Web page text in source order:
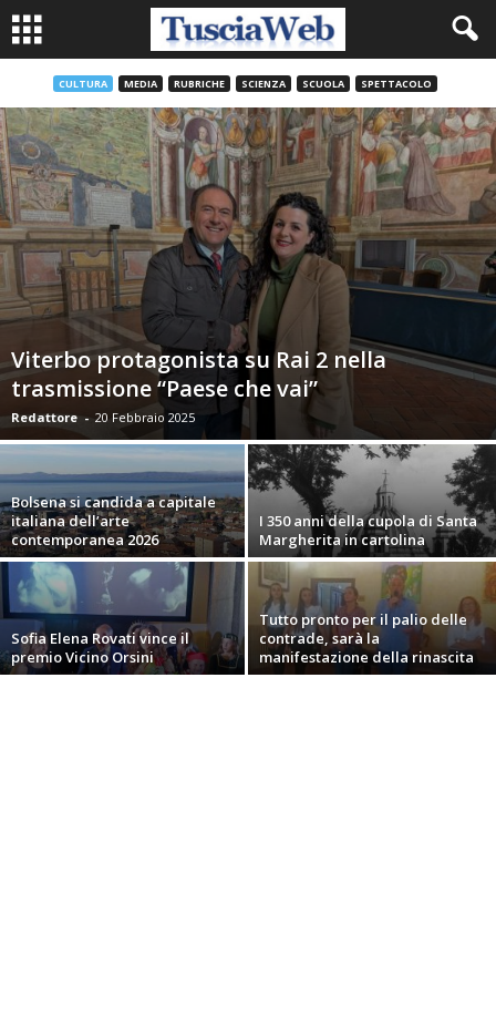
CULTURA MEDIA RUBRICHE SCIENZA SCUOLA SPETTACOLO
Viterbo protagonista su Rai 2 nella
trasmissione “Paese che vai”
Redattore - 20 Febbraio 2025
Bolsena si candida a capitale
italiana dell’arte
contemporanea 2026
I 350 anni della cupola di Santa
Margherita in cartolina
Sofia Elena Rovati vince il
premio Vicino Orsini
Tutto pronto per il palio delle
contrade, sarà la
manifestazione della rinascita